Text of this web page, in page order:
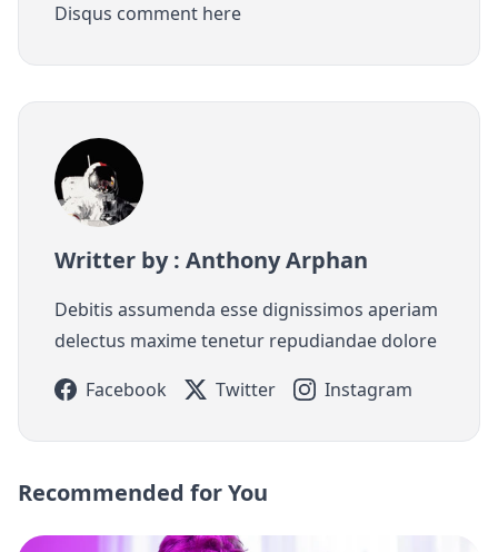
Disqus comment here
Writter by : Anthony Arphan
Debitis assumenda esse dignissimos aperiam
delectus maxime tenetur repudiandae dolore
Facebook
Twitter Instagram
Recommended for You